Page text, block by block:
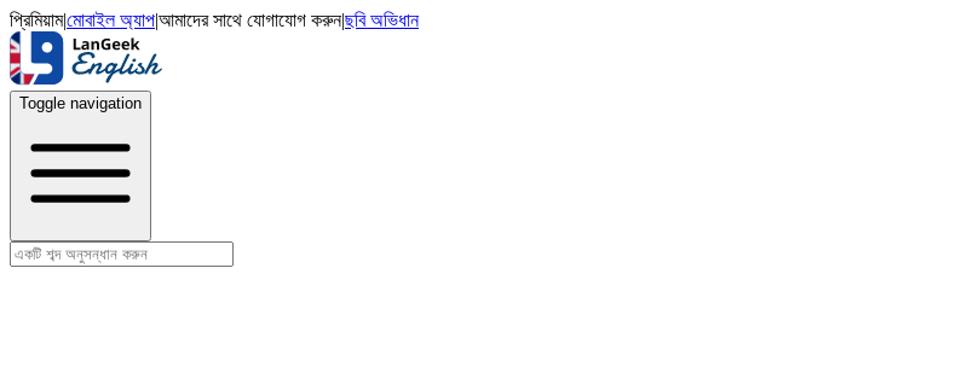
প্রিমিয়াম|মোবাইল অ্যাপ|আমাদের সাথে যোগাযোগ করুন|ছবি অভিধান
Toggle navigation